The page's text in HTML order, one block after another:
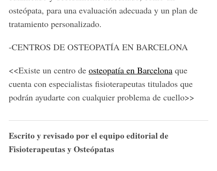
osteópata, para una evaluación adecuada y un plan de
tratamiento personalizado.
-CENTROS DE OSTEOPATÍA EN BARCELONA
<<Existe un centro de osteopatía en Barcelonaque
cuenta con especialistas fisioterapeutas titulados que
podrán ayudarte con cualquier problema de cuello>>
Escrito y revisado por el equipo editorial de
Fisioterapeutas y Osteópatas
e
r
c
f
o
r
: